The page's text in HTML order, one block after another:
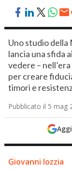
Uno studio
lancia una sfida
vedere –
per creare
timori e
Pubblicato il 5 mag
Giovanni Iozzia